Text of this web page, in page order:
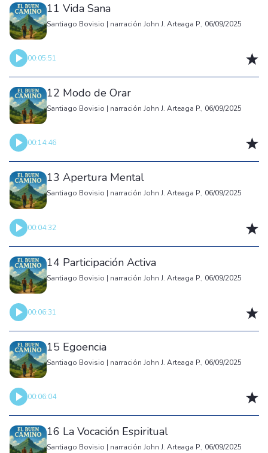
11 Vida Sana
Santiago Bovisio | narración John J. Arteaga P., 06/09/2025
00:05:51
12 Modo de Orar
Santiago Bovisio | narración John J. Arteaga P., 06/09/2025
00:14:46
13 Apertura Mental
Santiago Bovisio | narración John J. Arteaga P., 06/09/2025
00:04:32
14 Participación Activa
Santiago Bovisio | narración John J. Arteaga P., 06/09/2025
00:06:31
15 Egoencia
Santiago Bovisio | narración John J. Arteaga P., 06/09/2025
00:06:04
16 La Vocación Espiritual
Santiago Bovisio | narración John J. Arteaga P., 06/09/2025